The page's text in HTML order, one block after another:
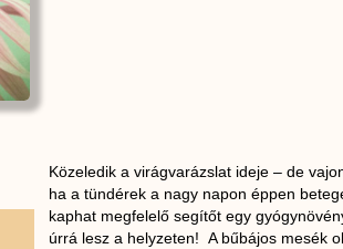
Közeledik a virágvarázslat ideje – de
ha a tündérek a nagy napon éppen
kaphat megfelelő segítőt egy
úrrá lesz a helyzeten! A bűbájos mesék